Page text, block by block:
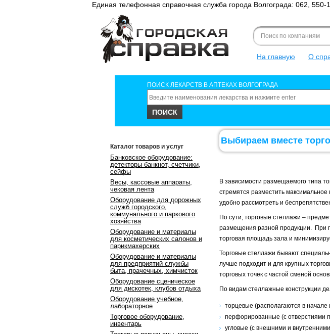
Единая телефонная справочная служба города Волгограда: 062, 550-
Форма поиска
Search for
Search this site
На главную О
ПОИСК ЛЕКАРСТВ В АПТЕКАХ ВОЛГОГРАДА
Каталог товаров и услуг
Банковское оборудование:
детекторы банкнот, счетчики,
сейфы
Весы, кассовые аппараты,
чековая лента
Оборудование для дорожных
служб городского,
коммунального и паркового
хозяйства
Оборудование и материалы
для косметических салонов и
парикмахерских
Оборудование и материалы
для предприятий службы
быта, прачечных, химчисток
Оборудование сценическое
для дискотек, клубов отдыха
Оборудование учебное,
лабораторное
Торговое оборудование,
инвентарь
Выбираем вместе
В зависимости размещаемого типа
стремятся разместить
удобно рассмотреть и
По сути, торговые стеллажи –
размещения разной продукции. При
торговая площадь зала и
Торговые стеллажи бывают
лучше подходит и для крупных
торговых точек с частой сменой
По видам стеллажные конструкции
торцевые (располагаются в начале
перфорированные (с отверстиями
угловые (с внешними и